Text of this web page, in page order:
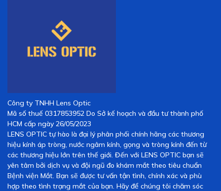
Công ty TNHH Lens Optic
Mã số thuế 0317853952 Do Sở kế hoạch và đầu tư thành phố
HCM cấp ngày 26/05/2023
LENS OPTIC tự hào là đại lý phân phối chính hãng các thương
hiệu kính áp tròng, nước ngâm kính, gọng và tròng kính đến từ
các thương hiệu lớn trên thế giới. Đến với LENS OPTIC bạn sẽ
yên tâm bởi dịch vụ và đội ngũ đo khám mắt theo tiêu chuẩn
Bệnh viện Mắt. Bạn sẽ được tư vấn tận tình, chính xác và phù
hợp theo tình trạng mắt của bạn. Hãy để chúng tôi chăm sóc